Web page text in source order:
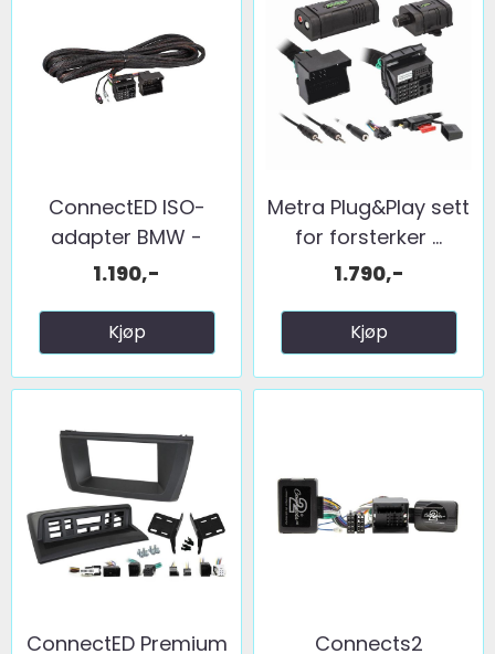
ConnectED ISO-
adapter BMW -
Quadlock ...
1.190,-
Kjøp
Metra Plug&Play sett
for forsterker ...
1.790,-
Kjøp
ConnectED Premium Connects2